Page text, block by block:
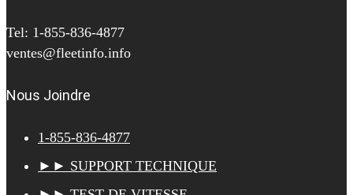
Tel: 1-855-836-4877
ventes@fleetinfo.info
Nous Joindre
1-855-836-4877
►► SUPPORT TECHNIQUE